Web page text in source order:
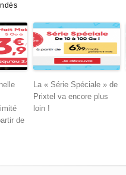
de
La « Série Spéciale » de
Prixtel va encore plus
loin !